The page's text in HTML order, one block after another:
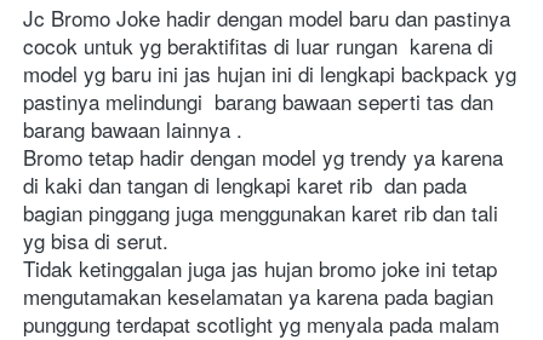
Jc Bromo Joke hadir dengan model baru dan pastinya
cocok untuk yg beraktifitas di luar rungan  karena di
model yg baru ini jas hujan ini di lengkapi backpack yg
pastinya melindungi  barang bawaan seperti tas dan
barang bawaan lainnya .
Bromo tetap hadir dengan model yg trendy ya karena
di kaki dan tangan di lengkapi karet rib  dan pada
bagian pinggang juga menggunakan karet rib dan tali
yg bisa di serut.
Tidak ketinggalan juga jas hujan bromo joke ini tetap
mengutamakan keselamatan ya karena pada bagian
punggung terdapat scotlight yg menyala pada malam